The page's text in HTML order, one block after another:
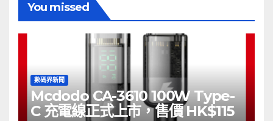
You missed
數碼界新聞
Mcdodo CA-3610 100W Type-
C 充電線正式上市，售價 HK$115